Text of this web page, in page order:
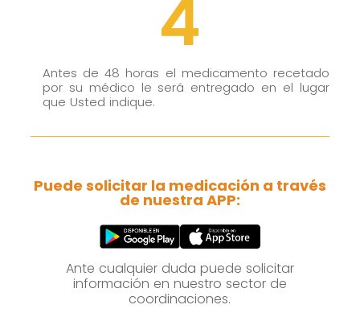
4
Antes de 48 horas el medicamento recetado
por su médico le será entregado en el lugar
que Usted indique.
Puede solicitar la medicación a través
de nuestra APP:
Ante cualquier duda puede solicitar
información en nuestro sector de
coordinaciones.
Marketing
Al compartir tus
aumentas la
ver contenido y
ofertas
personalizados.